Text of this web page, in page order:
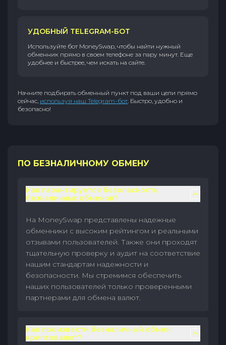
УДОБНЫЙ TELEGRAM-БОТ
Используйте бот MoneySwap, чтобы найти нужный
обменник прямо в своем телефоне за пару минут. Еще
удобнее и быстрее, чем искать на сайте.
Начните подбирать обменный пункт под ваши цели прямо
сейчас, используя наш Telegram-бот. Быстро, удобно и
безопасно!
ПО БЕЗНАЛИЧНОМУ ОБМЕНУ
Как гарантируется безопасность
безналичных обменов?
На MoneySwap представлены надежные
обменники с высоким рейтингом и реальными
отзывами пользователей. Также они проходят
тщательную проверку и аудит на соответствие
нашим стандартам надежности и
безопасности. Мы стремимся обеспечить
наших пользователей только проверенными
партнерами для обмена валют.
Как произвести безналичный обмен
криптовалют?